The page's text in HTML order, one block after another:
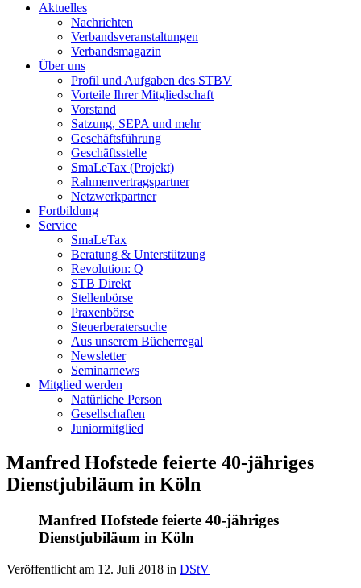
Aktuelles
Nachrichten
Verbandsveranstaltungen
Verbandsmagazin
Über uns
Profil und Aufgaben des STBV
Vorteile Ihrer Mitgliedschaft
Vorstand
Satzung, SEPA und mehr
Geschäftsführung
Geschäftsstelle
SmaLeTax (Projekt)
Rahmenvertragspartner
Netzwerkpartner
Fortbildung
Service
SmaLeTax
Beratung & Unterstützung
Revolution: Q
STB Direkt
Stellenbörse
Praxenbörse
Steuerberatersuche
Aus unserem Bücherregal
Newsletter
Seminarnews
Mitglied werden
Natürliche Person
Gesellschaften
Juniormitglied
Manfred Hofstede feierte 40-jähriges
Dienstjubiläum in Köln
Manfred Hofstede feierte 40-jähriges
Dienstjubiläum in Köln
Veröffentlicht am 12. Juli 2018 in DStV